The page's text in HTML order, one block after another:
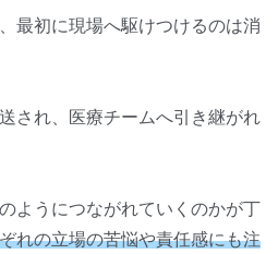
最初に現場へ駆けつけるのは消
され、医療チームへ引き継がれ
ようにつながれていくのかが丁
れの立場の苦悩や責任感にも注